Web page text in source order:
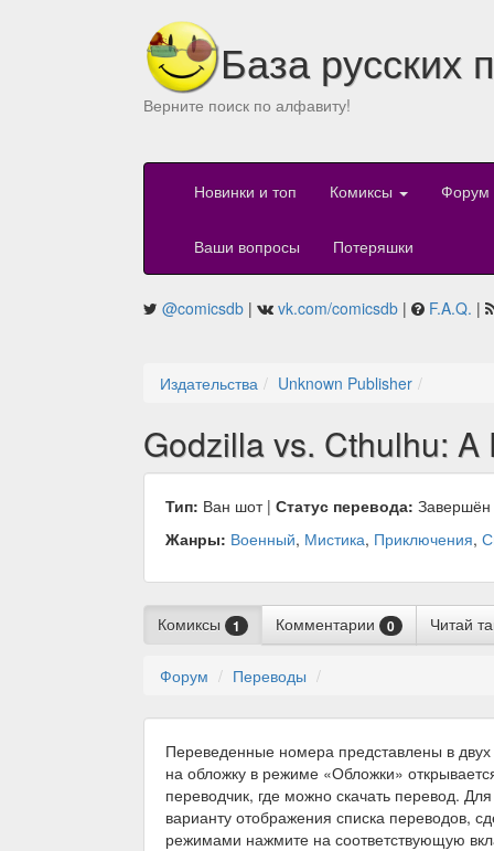
База русских
Верните поиск по алфавиту!
Новинки и топ Комиксы Форум
Ваши вопросы Потеряшки
@comicsdb | vk.com/comicsdb | F.A.Q. |
Издательства Unknown Publisher
Godzilla vs. Cthulhu:
Тип: Ван шот | Статус перевода:
Жанры: Военный, Мистика, Приключения,
Комиксы 1 Комментарии 0 Читай
Форум Переводы
Переведенные номера представлены в
на обложку в режиме «Обложки»
переводчик, где можно скачать перевод.
варианту отображения списка переводов,
режимами нажмите на соответствующую